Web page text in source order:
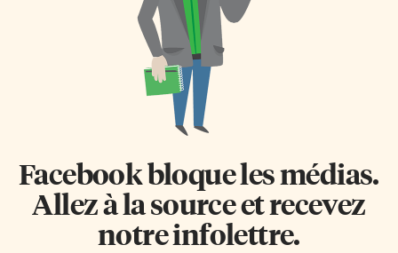
Facebook bloque les médias.
Allez à la source et recevez
notre infolettre.